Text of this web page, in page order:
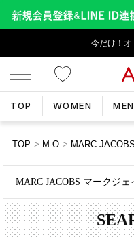
今だけ！オ
TOP WOMEN MEN
TOP M-O MARC
MARC JACOBS マークジ